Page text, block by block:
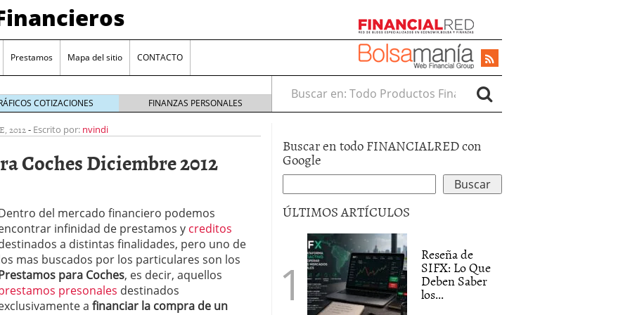
Prestamos Mapa del sitio CONTACTO
bancaria: nuevas perspectivas para productos
automotriz 26/01/2026
sigue al alza entre los hogares? 21/01/2026
reaccionan: nuevas cuentas al 1,5 % tras la
12/01/2026
vigentes en varias entidades: ¿qué plazos y
COTIZACIONES FINANZAS PERSONALES
Buscar en:
2012- Escrito por: nvindi
Coches Diciembre 2012
del mercado financiero podemos
infinidad de prestamos y creditos
a distintas finalidades, pero uno de
mas buscados por los particulares son los
para Coches, es decir, aquellos
presonales destinados
a financiar la compra de un
Buscar en todo FINANCIALRED con
Google
ÚLTIMOS ARTÍCULOS
Reseña de
SIFX: Lo Que
Deben Saber
los...